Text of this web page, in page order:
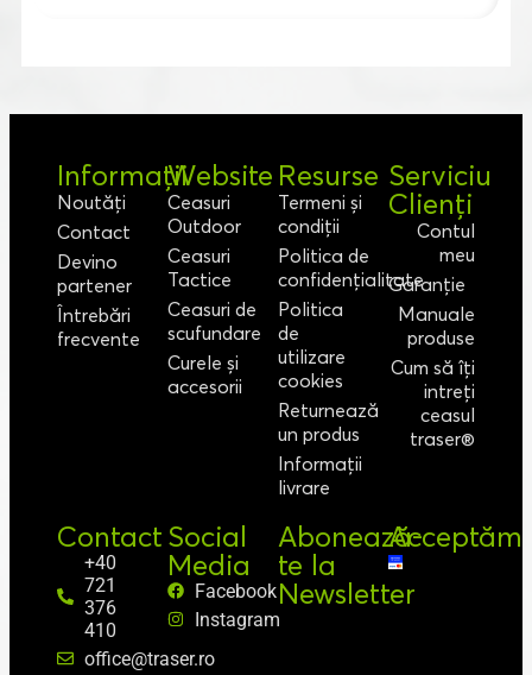
Informații
Noutăți
Contact
Devino
partener
Întrebări
frecvente
Website
Ceasuri
Outdoor
Ceasuri
Tactice
Ceasuri de
scufundare
Curele și
accesorii
Resurse
Termeni și
condiții
Politica de
confidențialitate
Politica
de
utilizare
cookies
Returnează
un produs
Informații
livrare
Serviciu
Clienți
Contul
meu
Garanție
Manuale
produse
Cum să îți
intreți
ceasul
traser®
Contact
+40
721
376
410
office@traser.ro
Social
Media
Facebook
Instagram
Abonează-
te la
Newsletter
Acceptăm